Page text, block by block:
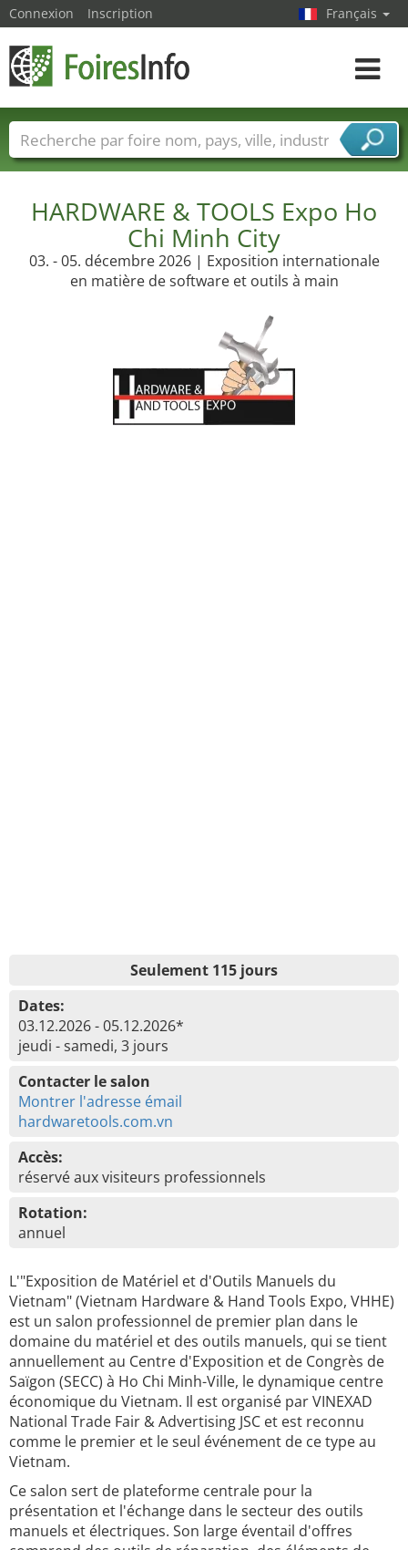
HARDWARE & TOOLS Expo Ho
Chi Minh City
03. - 05. décembre 2026 | Exposition internationale
en matière de software et outils à main
Seulement 115 jours
Dates:
03.12.2026 - 05.12.2026*
jeudi - samedi, 3 jours
Contacter le salon
Montrer l'adresse émail
hardwaretools.com.vn
Accès:
réservé aux visiteurs professionnels
Rotation:
annuel
L'"Exposition de Matériel et d'Outils Manuels du
Vietnam" (Vietnam Hardware & Hand Tools Expo, VHHE)
est un salon professionnel de premier plan dans le
domaine du matériel et des outils manuels, qui se tient
annuellement au Centre d'Exposition et de Congrès de
Saïgon (SECC) à Ho Chi Minh-Ville, le dynamique centre
économique du Vietnam. Il est organisé par VINEXAD
National Trade Fair & Advertising JSC et est reconnu
comme le premier et le seul événement de ce type au
Vietnam.
Ce salon sert de plateforme centrale pour la
présentation et l'échange dans le secteur des outils
manuels et électriques. Son large éventail d'offres
Connexion Inscription Français
Toggle
Foire noms Pays Villes
Secteurs de foire